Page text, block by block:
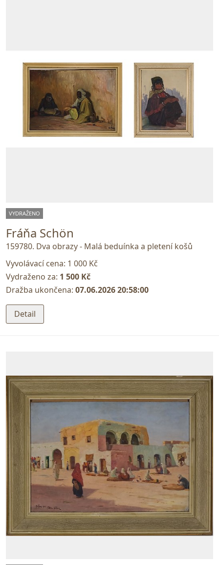
VYDRAŽENO
Fráňa Schön
159780. Dva obrazy - Malá beduínka a pletení košů
Vyvolávací cena: 1 000 Kč
Vydraženo za: 1 500 Kč
Dražba ukončena: 07.06.2026 20:58:00
Detail